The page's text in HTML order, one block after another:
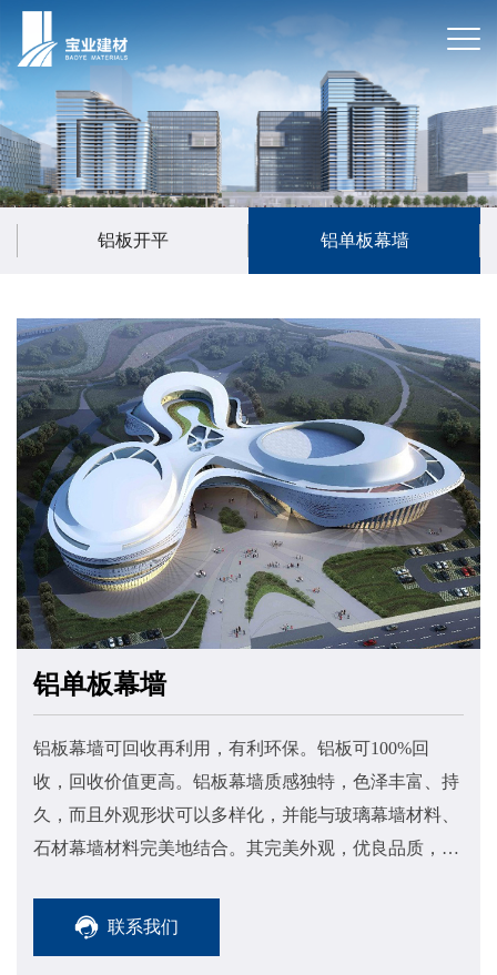
铝板开平 铝单板幕墙
铝单板幕墙
铝板幕墙可回收再利用，有利环保。铝板可100%回
收，回收价值更高。铝板幕墙质感独特，色泽丰富、持
久，而且外观形状可以多样化，并能与玻璃幕墙材料、
石材幕墙材料完美地结合。其完美外观，优良品质，使
联系我们